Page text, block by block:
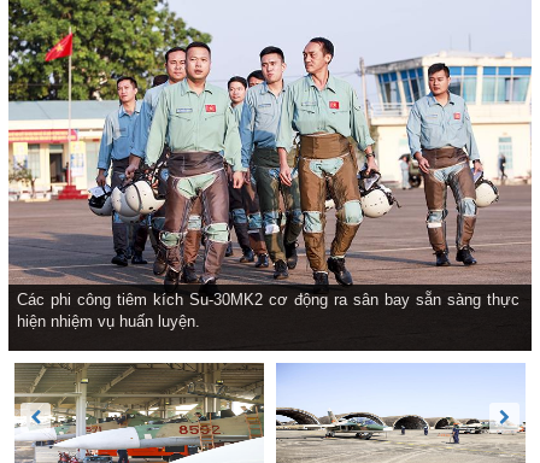
Các phi công tiêm kích Su-30MK2 cơ động ra sân bay sẵn sàng thực
hiện nhiệm vụ huấn luyện.